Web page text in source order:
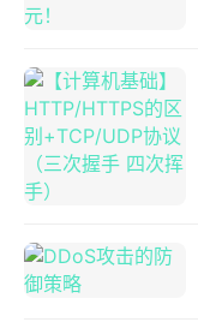
算
办
公
软